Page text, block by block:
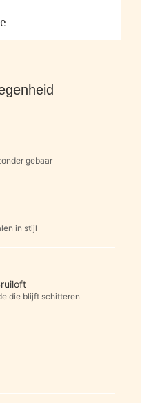
gebaar
in stijl
die blijft schitteren